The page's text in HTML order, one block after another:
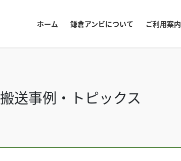
ホーム 鎌倉アンビについて ご利用案内
搬送事例・トピックス